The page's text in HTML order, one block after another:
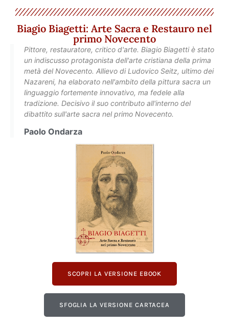
Biagio Biagetti: Arte Sacra e Restauro nel
primo Novecento
Pittore, restauratore, critico d'arte. Biagio Biagetti è stato
un indiscusso protagonista dell'arte cristiana della prima
metà del Novecento. Allievo di Ludovico Seitz, ultimo dei
Nazareni, ha elaborato nell'ambito della pittura sacra un
linguaggio fortemente innovativo, ma fedele alla
tradizione. Decisivo il suo contributo all'interno del
dibattito sull'arte sacra nel primo Novecento.
Paolo Ondarza
SCOPRI LA VERSIONE EBOOK
SFOGLIA LA VERSIONE CARTACEA